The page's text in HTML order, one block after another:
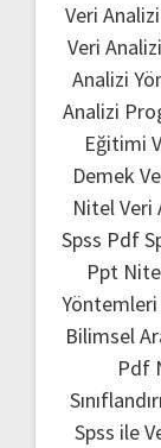
Veri
Veri
Analizi
Analizi
Eğitimi
Demek
Nitel Veri
Spss Pdf
Ppt
Yöntemleri
Bilimsel
Pdf
Spss ile